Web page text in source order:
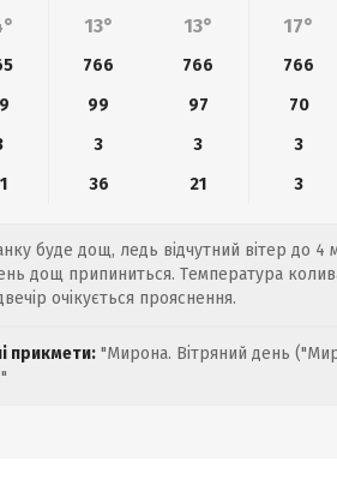
13° 13° 17°
766 766 766
99 97 70
3 3 3
36 21 3
буде дощ, ледь відчутний вітер до 4
дощ припиниться. Температура
очікується прояснення.
прикмети: "Мирона. Вітряний день